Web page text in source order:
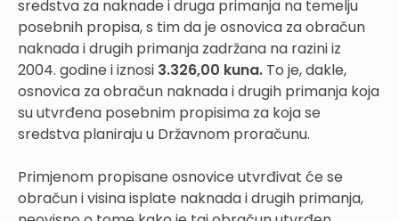
sredstva za naknade i druga primanja na temelju
posebnih propisa, s tim da je osnovica za obračun
naknada i drugih primanja zadržana na razini iz
2004. godine i iznosi 3.326,00 kuna. To je, dakle,
osnovica za obračun naknada i drugih primanja koja
su utvrđena posebnim propisima za koja se
sredstva planiraju u Državnom proračunu.
Primjenom propisane osnovice utvrđivat će se
obračun i visina isplate naknada i drugih primanja,